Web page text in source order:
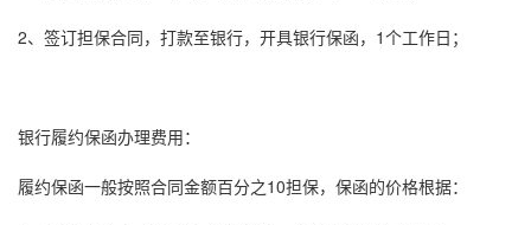
2、签订担保合同，打款至银行，开具银行保函，1个工作日；
银行履约保函办理费用：
履约保函一般按照合同金额百分之10担保，保函的价格根据：